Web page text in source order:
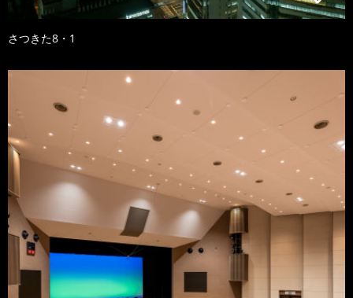
さつきた8・1